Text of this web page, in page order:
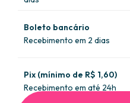
Boleto bancário
Recebimento em 2 dias
Pix (mínimo de R$ 1,60)
Recebimento em até 24h